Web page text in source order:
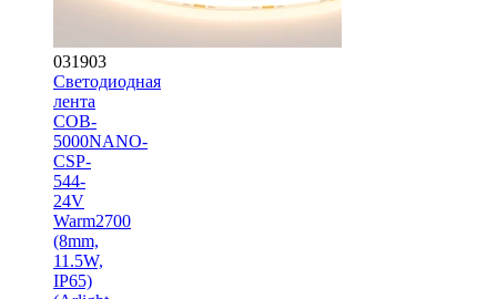
031903
Светодиодная
лента
COB-
5000NANO-
CSP-
544-
24V
Warm2700
(8mm,
11.5W,
IP65)